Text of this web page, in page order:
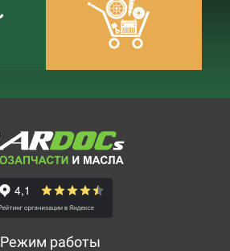
Режим работы